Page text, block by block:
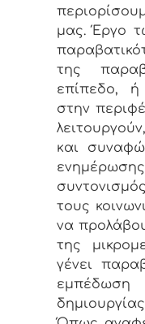
μας. Έργο
της
επίπεδο, ή
στην
και
τους
να
της
γένει
εμπέδωση